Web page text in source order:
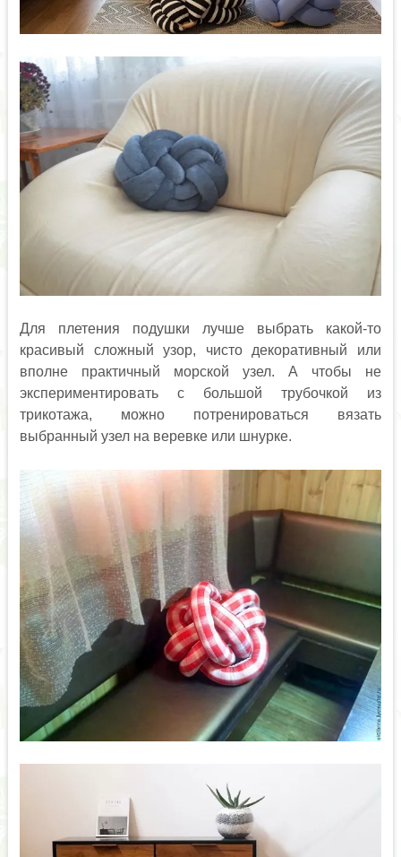
Для плетения подушки лучше выбрать какой-то
красивый сложный узор, чисто декоративный или
вполне практичный морской узел. А чтобы не
экспериментировать с большой трубочкой из
трикотажа, можно потренироваться вязать
выбранный узел на веревке или шнурке.